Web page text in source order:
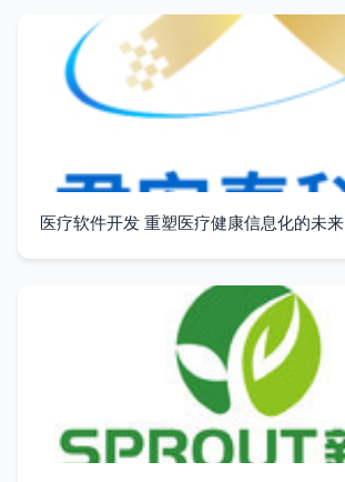
医疗软件开发 重塑医疗健康信息化的未来